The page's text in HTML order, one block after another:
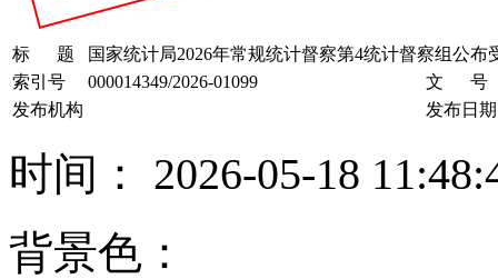
标 题
国家统计局2026年常规统计督察第4统计督察组公
索引号
000014349/2026-01099
文 号
发布机构
发布日期
时间： 2026-05-18
背景色：